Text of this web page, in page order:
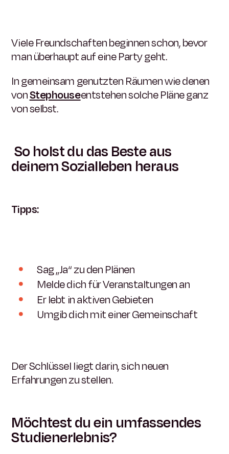
Viele Freundschaften beginnen schon, bevor
man überhaupt auf eine Party geht.
In gemeinsam genutzten Räumen wie denen
vonStephouseentstehen solche Pläne ganz
von selbst.
So holst du das Beste aus
deinem Sozialleben heraus
Tipps:
Sag „Ja“ zu den Plänen
Melde dich für Veranstaltungen an
Er lebt in aktiven Gebieten
Umgib dich mit einer Gemeinschaft
Der Schlüssel liegt darin, sich neuen
Erfahrungen zu stellen.
Möchtest du ein umfassendes
Studienerlebnis?